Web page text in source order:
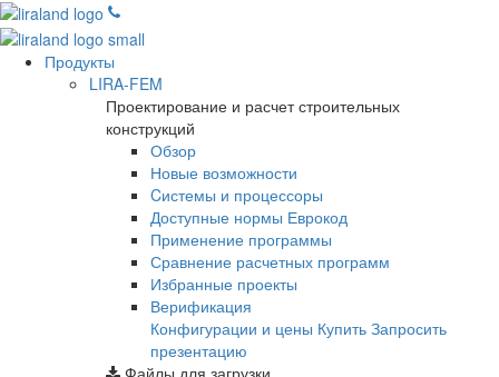
Продукты
LIRA-FEM
Проектирование и расчет строительных
конструкций
Обзор
Новые возможности
Cистемы и процессоры
Доступные нормы Еврокод
Применение программы
Сравнение расчетных программ
Избранные проекты
Верификация
Конфигурации и цены Купить Запросить
презентацию
Файлы для загрузки